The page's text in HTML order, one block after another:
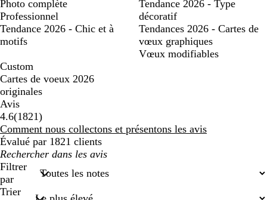
Photo complète
Professionnel
Tendance 2026 - Chic et à
motifs
Tendance 2026 - Type
décoratif
Tendances 2026 - Cartes de
vœux graphiques
Vœux modifiables
Custom
Cartes de voeux 2026
originales
Avis
4.6(18211821
avis
)
Comment nous collectons et présentons les avis
Évalué par 1821 clients
Mes
recherches
saisies
Filtrer
par
Trier